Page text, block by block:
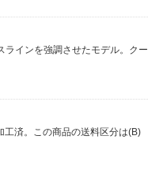
インを強調させたモデル。クー
済。この商品の送料区分は(B)